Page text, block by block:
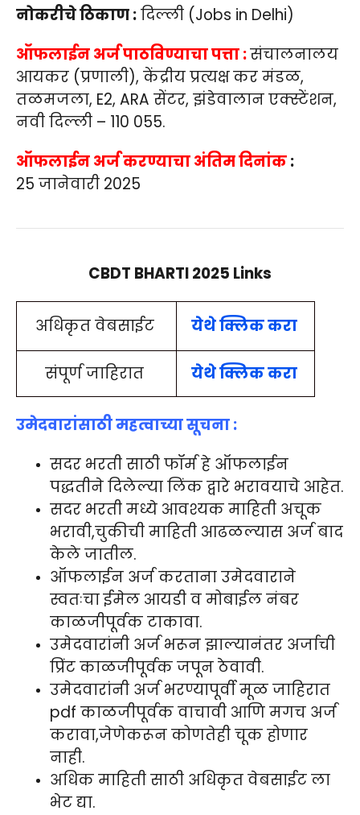
नोकरीचे ठिकाण :दिल्ली (Jobs in Delhi)
ऑफलाईन अर्ज पाठविण्याचा पत्ता :संचालनालय
आयकर (प्रणाली), केंद्रीय प्रत्यक्ष कर मंडळ,
तळमजला, E2, ARA सेंटर, झंडेवालान एक्स्टेंशन,
नवी दिल्ली – 110 055.
ऑफलाईन अर्ज करण्याचा अंतिम दिनांक:
25 जानेवारी 2025
CBDT BHARTI 2025 Links
अधिकृत वेबसाईट येथे क्लिककरा
संपूर्ण जाहिरात येथे क्लिककरा
उमेदवारांसाठी महत्वाच्या सूचना :
सदर भरती साठी फॉर्म हे ऑफलाईन
पद्धतीने दिलेल्या लिंक द्वारे भरावयाचे आहेत.
सदर भरती मध्ये आवश्यक माहिती अचूक
भरावी,चुकीची माहिती आढळल्यास अर्ज बाद
केले जातील.
ऑफलाईन अर्ज करताना उमेदवाराने
स्वतःचा ईमेल आयडी व मोबाईल नंबर
काळजीपूर्वक टाकावा.
उमेदवारांनी अर्ज भरून झाल्यानंतर अर्जाची
प्रिंट काळजीपूर्वक जपून ठेवावी.
उमेदवारांनी अर्ज भरण्यापूर्वी मूळ जाहिरात
pdf काळजीपूर्वक वाचावी आणि मगच अर्ज
करावा,जेणेकरून कोणतेही चूक होणार
नाही.
अधिक माहिती साठी अधिकृत वेबसाईट ला
भेट द्या.